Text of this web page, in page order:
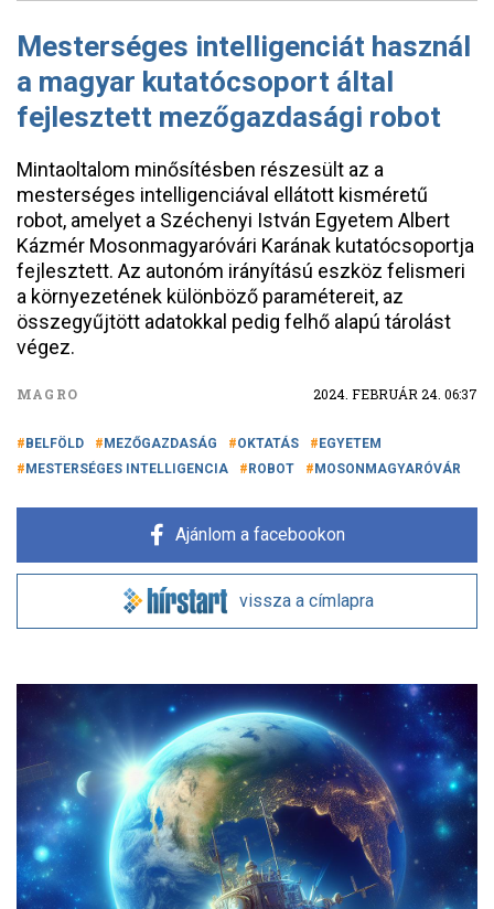
Mesterséges intelligenciát használ
a magyar kutatócsoport által
fejlesztett mezőgazdasági robot
Mintaoltalom minősítésben részesült az a
mesterséges intelligenciával ellátott kisméretű
robot, amelyet a Széchenyi István Egyetem Albert
Kázmér Mosonmagyaróvári Karának kutatócsoportja
fejlesztett. Az autonóm irányítású eszköz felismeri
a környezetének különböző paramétereit, az
összegyűjtött adatokkal pedig felhő alapú tárolást
végez.
MAGRO 2024. FEBRUÁR 24. 06:37
BELFÖLD MEZŐGAZDASÁG OKTATÁS
EGYETEM
MESTERSÉGES INTELLIGENCIA
ROBOT MOSONMAGYARÓVÁR
Ajánlom a facebookon
vissza a címlapra